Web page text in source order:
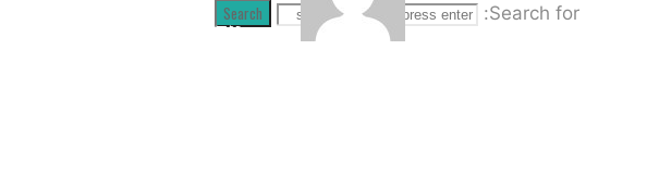
Search for:
Search
adminמרץ 17, 2014